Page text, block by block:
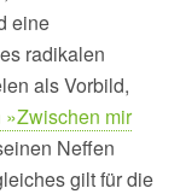
eine
radikalen
als Vorbild,
»Zwischen mir
Neffen
gilt für die